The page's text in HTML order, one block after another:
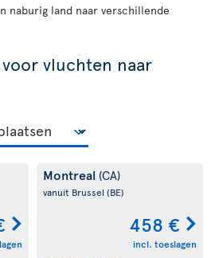
naburig land naar verschillende
vluchten naar
Montreal (CA)
vanuit Brussel (BE)
458 €
incl. toeslagen